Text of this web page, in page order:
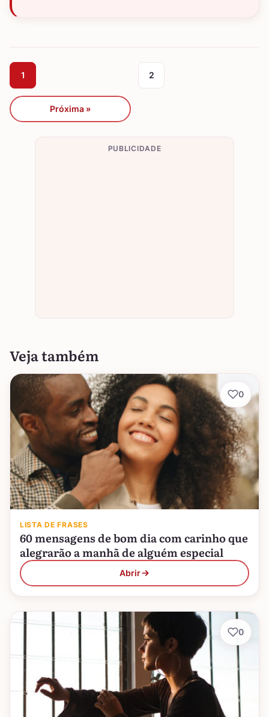
1 2
Próxima »
PUBLICIDADE
Veja também
LISTA DE FRASES
60 mensagens de bom dia com carinho que
alegrarão a manhã de alguém especial
Abrir
0
0